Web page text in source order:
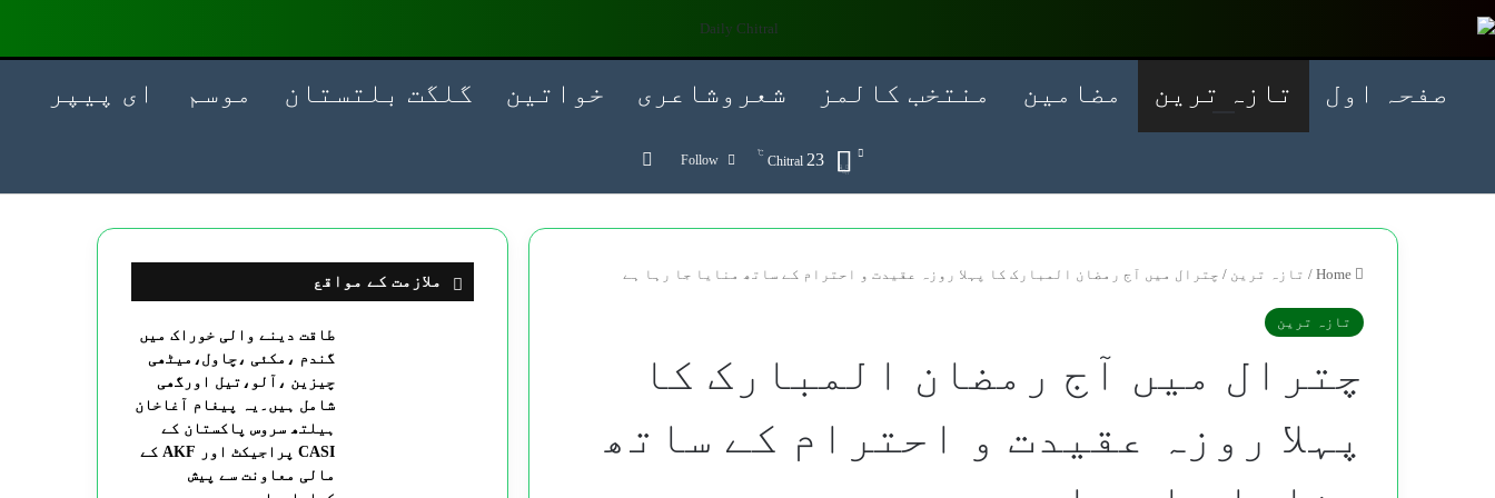
صفحہ اول تازہ ترین مضامین منتخب کالمز شعروشاعری خواتین گلگت بلتستان موسم ای پیپر
Chitral 23
℃
Follow
/ تازہ ترین / چترال میں آج رمضان المبارک کا پہلا روزہ عقیدت و احترام کے ساتھ منایا جا رہا ہے
تازہ ترین
چترال میں آج رمضان المبارک کا
پہلا روزہ عقیدت و احترام کے ساتھ
ملازمت کے مواقع
طاقت دینے والی خوراک میں
گندم ،مکئی ،چاول،میٹھی
چیزین ،آلو،تیل اورگھی
شامل ہیں۔یہ پیغام آغاخان
ہیلتھ سروس پاکستان کے
CASI پراجیکٹ اور AKF کے
مالی معاونت سے پیش